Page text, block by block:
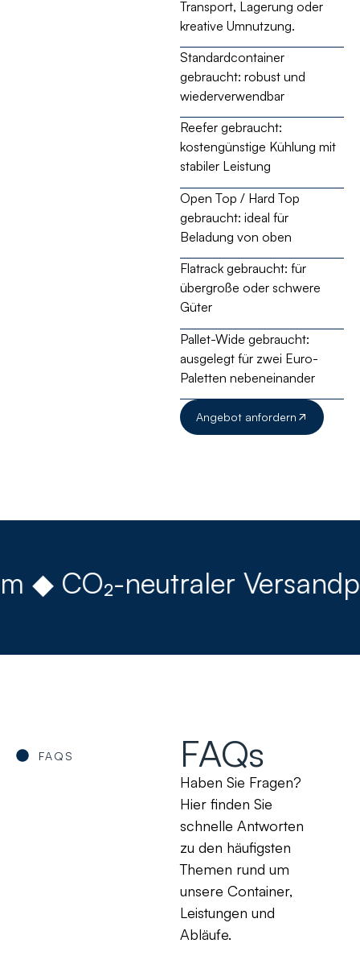
Transport, Lagerung oder
kreative Umnutzung.
Standardcontainer
gebraucht: robust und
wiederverwendbar
Reefer gebraucht:
kostengünstige Kühlung mit
stabiler Leistung
Open Top / Hard Top
gebraucht: ideal für
Beladung von oben
Flatrack gebraucht: für
übergroße oder schwere
Güter
Pallet-Wide gebraucht:
ausgelegt für zwei Euro-
Paletten nebeneinander
Angebot anfordern
neutraler
FAQS FAQs
Haben Sie Fragen?
Hier finden Sie
schnelle Antworten
zu den häufigsten
Themen rund um
unsere Container,
Leistungen und
Abläufe.